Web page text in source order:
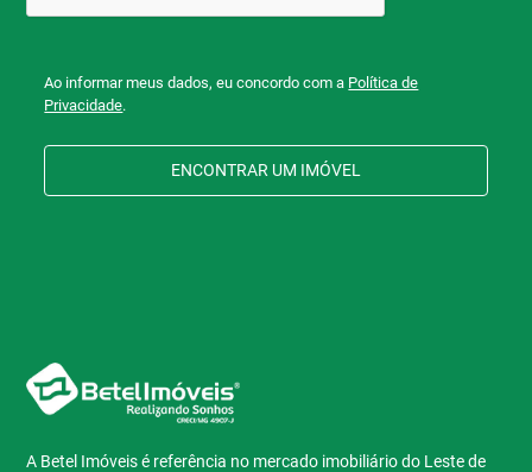
Ao informar meus dados, eu concordo com a Política de
Privacidade.
ENCONTRAR UM IMÓVEL
A Betel Imóveis é referência no mercado imobiliário do Leste de